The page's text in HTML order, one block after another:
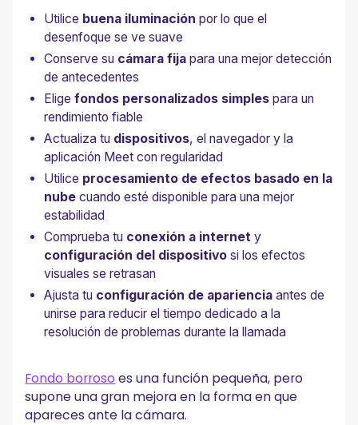
Utilice buena iluminación por lo que el
desenfoque se ve suave
Conserve su cámara fija para una mejor detección
de antecedentes
Eligefondos personalizados simples para un
rendimiento fiable
Actualiza tu dispositivos, el navegador y la
aplicación Meet con regularidad
Utilice procesamiento de efectos basado en la
nube cuando esté disponible para una mejor
estabilidad
Comprueba tu conexión a internet y
configuración del dispositivo si los efectos
visuales se retrasan
Ajusta tu configuración de apariencia antes de
unirse para reducir el tiempo dedicado a la
resolución de problemas durante la llamada
Fondo borroso es una función pequeña, pero
supone una gran mejora en la forma en que
apareces ante la cámara.